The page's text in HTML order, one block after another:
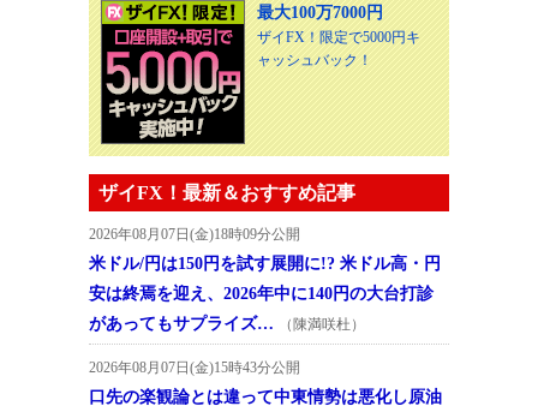
最大100万7000円
ザイFX！限定で5000円キ
ャッシュバック！
ザイFX！最新＆おすすめ記事
2026年08月07日(金)18時09分公開
米ドル/円は150円を試す展開に!? 米ドル高・円
安は終焉を迎え、2026年中に140円の大台打診
があってもサプライズ…
（陳満咲杜）
2026年08月07日(金)15時43分公開
口先の楽観論とは違って中東情勢は悪化し原油